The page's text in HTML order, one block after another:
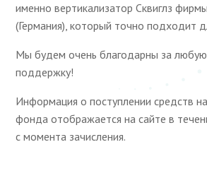
именно вертикализатор Сквиглз
(Германия), который точно подходит
Мы будем очень благодарны за
поддержку!
Информация о поступлении средств
фонда отображается на сайте в
с момента зачисления.